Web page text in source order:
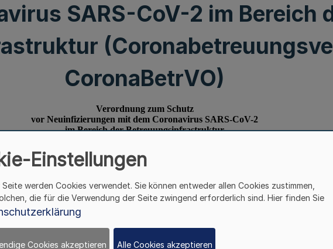
SARS-CoV-2 im Bereich
CoronaBetrVO)
Einstellungen
werden Cookies verwendet. Sie können entweder allen Cookies zustimmen,
die für die Verwendung der Seite zwingend erforderlich sind. Hier finden Sie
Cookies akzeptieren Alle Cookies akzeptieren